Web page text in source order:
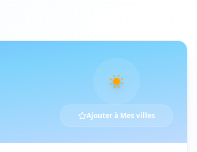
Ajouter à Mes villes